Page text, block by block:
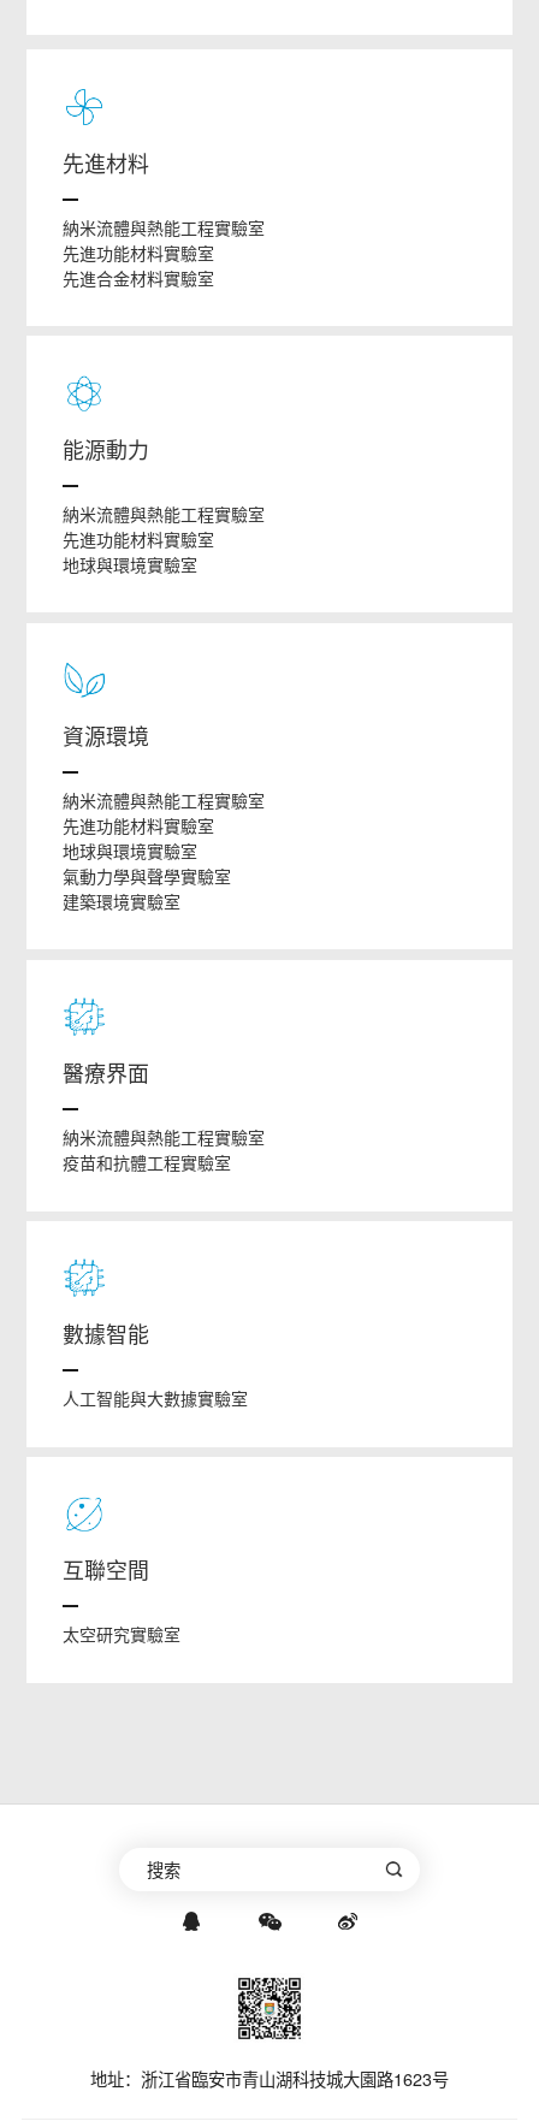
先進材料
納米流體與熱能工程實驗室
先進功能材料實驗室
先進合金材料實驗室
能源動力
納米流體與熱能工程實驗室
先進功能材料實驗室
地球與環境實驗室
資源環境
納米流體與熱能工程實驗室
先進功能材料實驗室
地球與環境實驗室
氣動力學與聲學實驗室
建築環境實驗室
醫療界面
納米流體與熱能工程實驗室
疫苗和抗體工程實驗室
數據智能
人工智能與大數據實驗室
互聯空間
太空研究實驗室
地址：浙江省臨安市青山湖科技城大園路1623号